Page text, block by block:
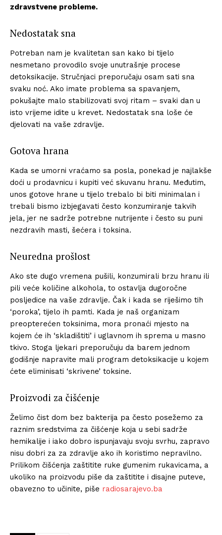
zdravstvene probleme.
Nedostatak sna
Potreban nam je kvalitetan san kako bi tijelo
nesmetano provodilo svoje unutrašnje procese
detoksikacije. Stručnjaci preporučaju osam sati sna
svaku noć. Ako imate problema sa spavanjem,
pokušajte malo stabilizovati svoj ritam – svaki dan u
isto vrijeme idite u krevet. Nedostatak sna loše će
djelovati na vaše zdravlje.
Gotova hrana
Kada se umorni vraćamo sa posla, ponekad je najlakše
doći u prodavnicu i kupiti već skuvanu hranu. Međutim,
unos gotove hrane u tijelo trebalo bi biti minimalan i
trebali bismo izbjegavati često konzumiranje takvih
jela, jer ne sadrže potrebne nutrijente i često su puni
nezdravih masti, šećera i toksina.
Neuredna prošlost
Ako ste dugo vremena pušili, konzumirali brzu hranu ili
pili veće količine alkohola, to ostavlja dugoročne
posljedice na vaše zdravlje. Čak i kada se riješimo tih
‘poroka’, tijelo ih pamti. Kada je naš organizam
preopterećen toksinima, mora pronaći mjesto na
kojem će ih ‘skladištiti’ i uglavnom ih sprema u masno
tkivo. Stoga ljekari preporučuju da barem jednom
godišnje napravite mali program detoksikacije u kojem
ćete eliminisati ‘skrivene’ toksine.
Proizvodi za čišćenje
Želimo čist dom bez bakterija pa često posežemo za
raznim sredstvima za čišćenje koja u sebi sadrže
hemikalije i iako dobro ispunjavaju svoju svrhu, zapravo
nisu dobri za za zdravlje ako ih koristimo nepravilno.
Prilikom čišćenja zaštitite ruke gumenim rukavicama, a
ukoliko na proizvodu piše da zaštitite i disajne puteve,
obavezno to učinite, piše radiosarajevo.ba